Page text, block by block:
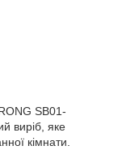
SB01-
виріб, яке
кімнати.